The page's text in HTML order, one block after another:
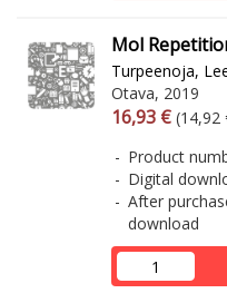
Mol
Turpeenoja,
Otava, 2019
16,93 € Excl.
(14,92
Product
Digital
After
download